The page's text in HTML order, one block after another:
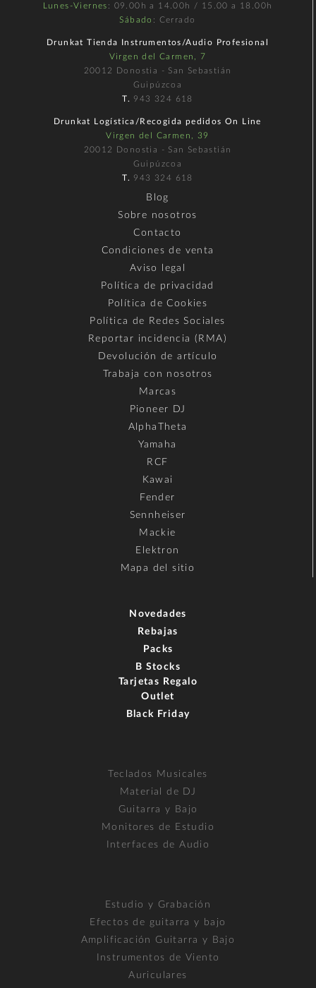
Lunes-Viernes : 09.00h a 14.00h / 15.00 a 18.00h
Sábado : Cerrado
Drunkat Tienda Instrumentos/Audio Profesional
Virgen del Carmen, 7
20012 Donostia - San Sebastián
Guipúzcoa
T. 943 324 618
Drunkat Logística/Recogida pedidos On Line
Virgen del Carmen, 39
20012 Donostia - San Sebastián
Guipúzcoa
T. 943 324 618
Blog
Sobre nosotros
Contacto
Condiciones de venta
Aviso legal
Política de privacidad
Política de Cookies
Política de Redes Sociales
Reportar incidencia (RMA)
Devolución de artículo
Trabaja con nosotros
Marcas
Pioneer DJ
AlphaTheta
Yamaha
RCF
Kawai
Fender
Sennheiser
Mackie
Elektron
Mapa del sitio
Novedades
Rebajas
Packs
B Stocks
Tarjetas Regalo
Outlet
Black Friday
Teclados Musicales
Material de DJ
Guitarra y Bajo
Monitores de Estudio
Interfaces de Audio
Estudio y Grabación
Efectos de guitarra y bajo
Amplificación Guitarra y Bajo
Instrumentos de Viento
Auriculares